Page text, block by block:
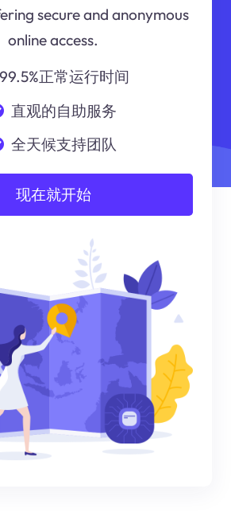
secure and anonymous
online access.
99.5%正常运行时间
直观的自助服务
全天候支持团队
现在就开始